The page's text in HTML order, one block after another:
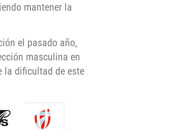
mantener la
el pasado año,
masculina en
la dificultad de este